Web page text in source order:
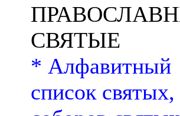
СВЯТЫЕ
* Алфавитный
список святых,